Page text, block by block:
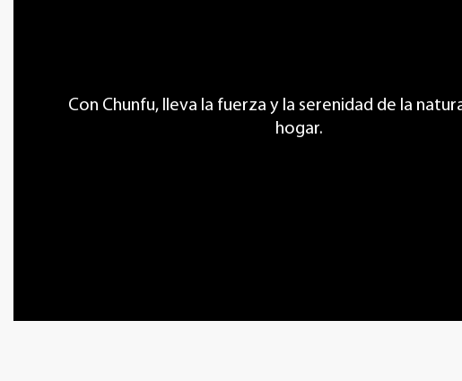
Con Chunfu, lleva la fuerza y ​​la serenidad de la
hogar.